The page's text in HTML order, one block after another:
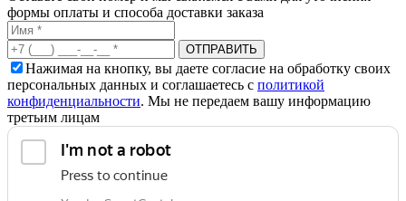
формы оплаты и способа доставки заказа
Нажимая на кнопку, вы даете согласие на обработку своих
персональных данных и соглашаетесь с политикой
конфиденциальности. Мы не передаем вашу информацию
третьим лицам